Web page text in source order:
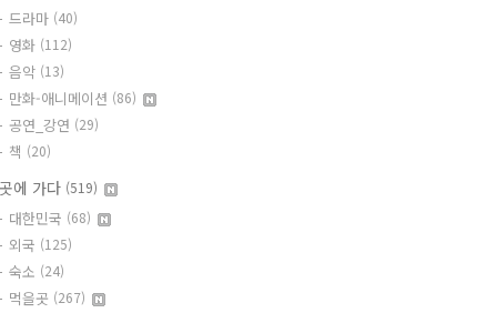
드라마 (40)
영화 (112)
음악 (13)
만화-애니메이션 (86)
공연_강연 (29)
책 (20)
에 가다 (519)
대한민국 (68)
외국 (125)
숙소 (24)
먹을곳 (267)